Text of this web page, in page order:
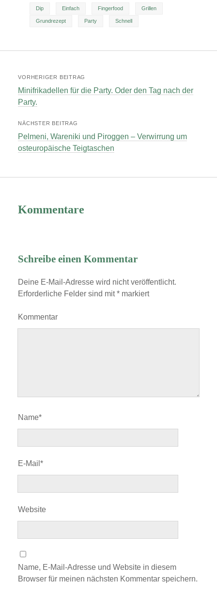
Dip
Einfach Fingerfood Grillen
Grundrezept Party Schnell
VORHERIGER BEITRAG
Minifrikadellen für die Party. Oder den Tag nach der
Party.
NÄCHSTER BEITRAG
Pelmeni, Wareniki und Piroggen – Verwirrung um
osteuropäische Teigtaschen
Kommentare
Schreibe einen Kommentar
Deine E-Mail-Adresse wird nicht veröffentlicht.
Erforderliche Felder sind mit* markiert
Kommentar
Name*
E-Mail*
Website
Name, E-Mail-Adresse und Website in diesem
Browser für meinen nächsten Kommentar speichern.